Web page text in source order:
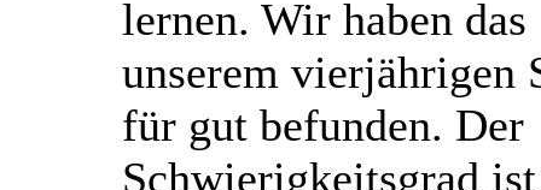
lernen. Wir haben
unserem vierjährigen
für gut befunden. Der
Schwierigkeitsgrad